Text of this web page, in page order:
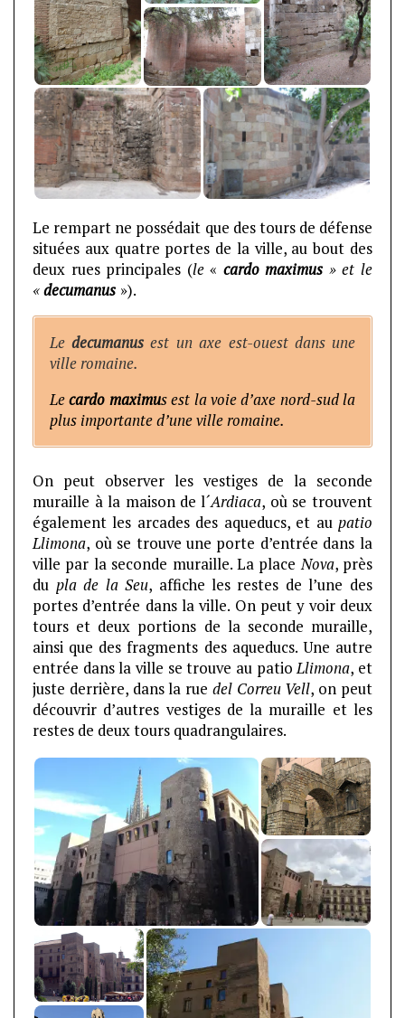
Le rempart ne possédait que des tours de défense
situées aux quatre portes de la ville, au bout des
deux rues principales (le« cardo maximus» et le
«decumanus »).
Ledecumanus est un axe est-ouest dans une
ville romaine.
Lecardo maximus est la voie d’axe nord-sud la
plus importante d’une ville romaine.
On peut observer les vestiges de la seconde
muraille à la maison de l´Ardiaca, où se trouvent
également les arcades des aqueducs, et au patio
Llimona, où se trouve une porte d’entrée dans la
ville par la seconde muraille. La placeNova, près
du pla de la Seu, affiche les restes de l’une des
portes d’entrée dans la ville. On peut y voir deux
tours et deux portions de la seconde muraille,
ainsi que des fragments des aqueducs. Une autre
entrée dans la ville se trouve au patioLlimona, et
juste derrière, dans la rue del Correu Vell, on peut
découvrir d’autres vestiges de la muraille et les
restes de deux tours quadrangulaires.